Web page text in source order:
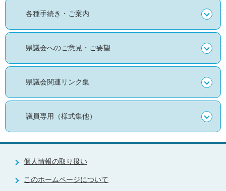
各種手続き・ご案内
県議会へのご意見・ご要望
県議会関連リンク集
議員専用（様式集他）
個人情報の取り扱い
このホームページについて